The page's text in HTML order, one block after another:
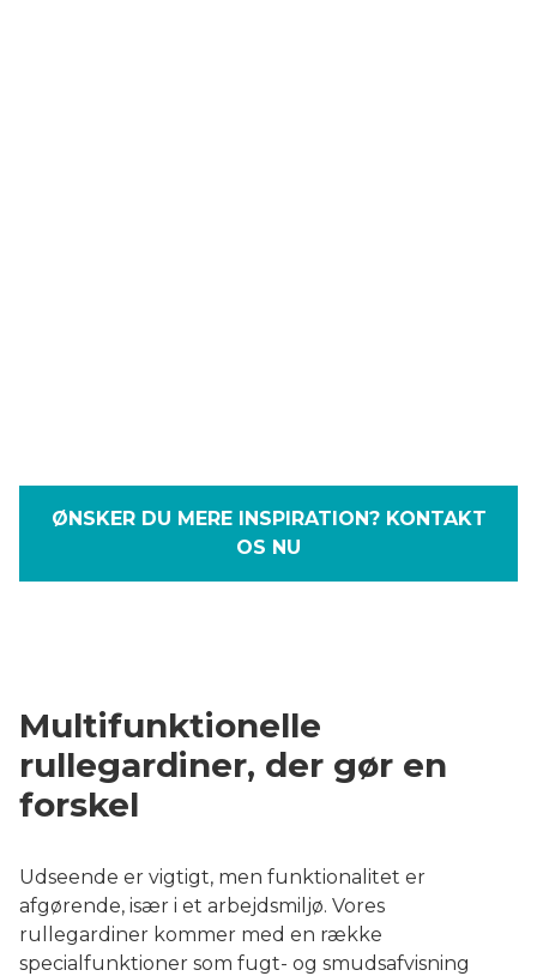
ØNSKER DU MERE INSPIRATION? KONTAKT
OS NU
Multifunktionelle
rullegardiner, der gør en
forskel
Udseende er vigtigt, men funktionalitet er
afgørende, især i et arbejdsmiljø. Vores
rullegardiner kommer med en række
specialfunktioner som fugt- og smudsafvisning